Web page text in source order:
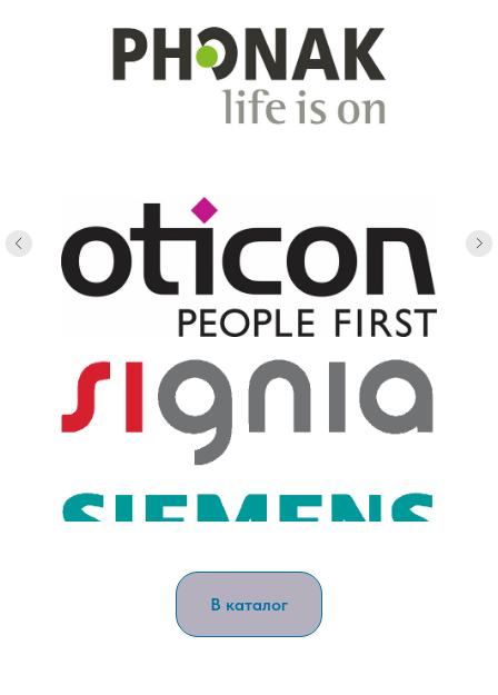
В каталог